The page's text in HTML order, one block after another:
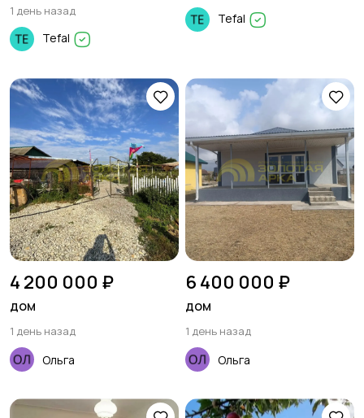
1 день назад
Tefal
Tefal
4 200 000 ₽
дом
1 день назад
Ольга
6 400 000 ₽
дом
1 день назад
Ольга